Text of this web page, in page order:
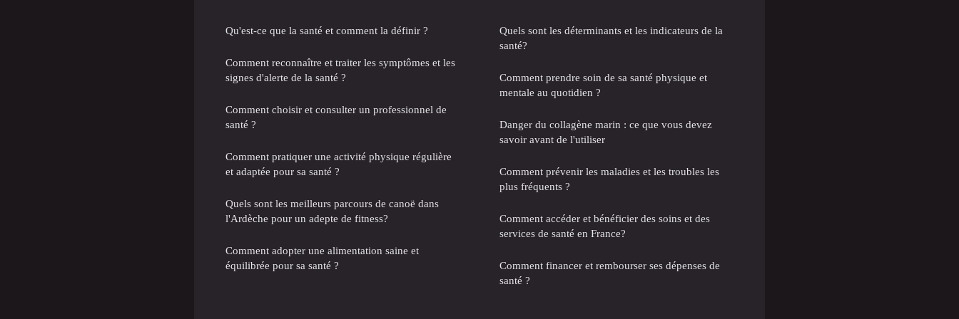
Qu'est-ce que la santé et comment la définir ?
Comment reconnaître et traiter les symptômes et les
signes d'alerte de la santé ?
Comment choisir et consulter un professionnel de
santé ?
Comment pratiquer une activité physique régulière
et adaptée pour sa santé ?
Quels sont les meilleurs parcours de canoë dans
l'Ardèche pour un adepte de fitness?
Comment adopter une alimentation saine et
équilibrée pour sa santé ?
Quels sont les déterminants et les indicateurs de la
santé?
Comment prendre soin de sa santé physique et
mentale au quotidien ?
Danger du collagène marin : ce que vous devez
savoir avant de l'utiliser
Comment prévenir les maladies et les troubles les
plus fréquents ?
Comment accéder et bénéficier des soins et des
services de santé en France?
Comment financer et rembourser ses dépenses de
santé ?